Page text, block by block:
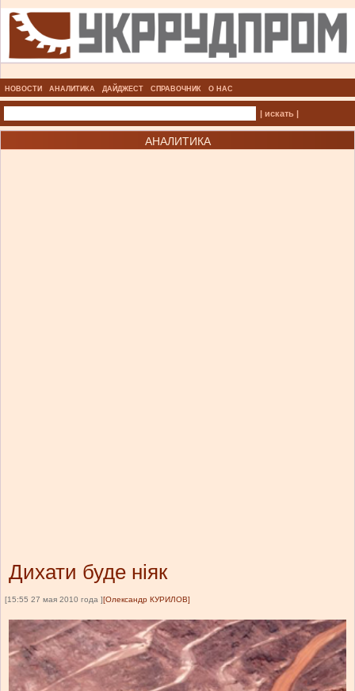
НОВОСТИ АНАЛИТИКА ДАЙДЖЕСТ СПРАВОЧНИК О НАС
| искать |
АНАЛИТИКА
Дихати буде ніяк
[15:55 27 мая 2010 года ] [Олександр КУРИЛОВ]